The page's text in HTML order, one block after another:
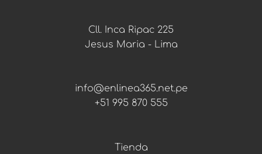
Cll. Inca Ripac 225
Jesus Maria - Lima
info@enlinea365.net.pe
+51 995 870 555
Tienda